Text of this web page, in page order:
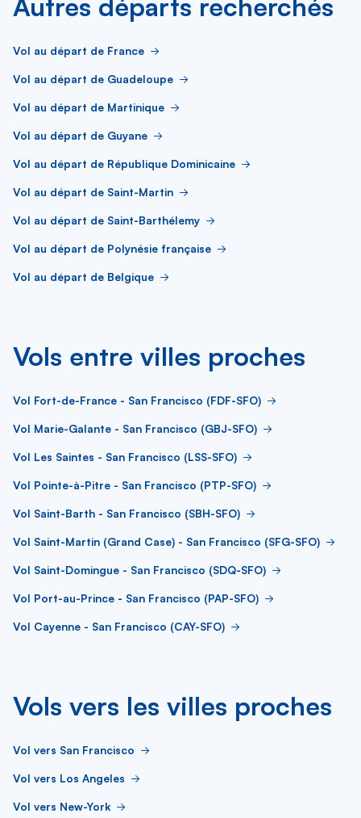
Vol au départ de France
Vol au départ de Guadeloupe
Vol au départ de Martinique
Vol au départ de Guyane
Vol au départ de République Dominicaine
Vol au départ de Saint-Martin
Vol au départ de Saint-Barthélemy
Vol au départ de Polynésie française
Vol au départ de Belgique
Vols entre villes proches
Vol Fort-de-France - San Francisco (FDF-SFO)
Vol Marie-Galante - San Francisco (GBJ-SFO)
Vol Les Saintes - San Francisco (LSS-SFO)
Vol Pointe-à-Pitre - San Francisco (PTP-SFO)
Vol Saint-Barth - San Francisco (SBH-SFO)
Vol Saint-Martin (Grand Case) - San Francisco (SFG-SFO)
Vol Saint-Domingue - San Francisco (SDQ-SFO)
Vol Port-au-Prince - San Francisco (PAP-SFO)
Vol Cayenne - San Francisco (CAY-SFO)
Vols vers les villes proches
Vol vers San Francisco
Vol vers Los Angeles
Vol vers New-York